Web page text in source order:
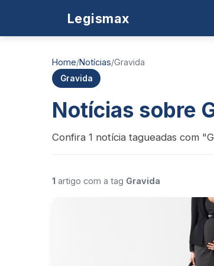
Legismax
Home/Notícias/Gravida
Gravida
Notícias sobre
Confira 1 notícia tagueadas com
1 artigo com a tag Gravida